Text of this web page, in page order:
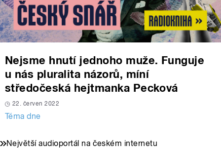
Nejsme hnutí jednoho muže. Funguje
u nás pluralita názorů, míní
středočeská hejtmanka Pecková
22. červen 2022
Téma dne
Největší audioportál na českém internetu